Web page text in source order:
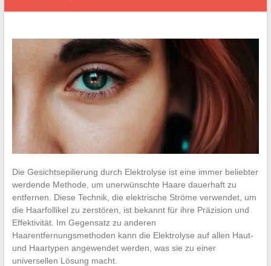
Die Gesichtsepilierung durch Elektrolyse ist eine immer beliebter
werdende Methode, um unerwünschte Haare dauerhaft zu
entfernen. Diese Technik, die elektrische Ströme verwendet, um
die Haarfollikel zu zerstören, ist bekannt für ihre Präzision und
Effektivität. Im Gegensatz zu anderen
Haarentfernungsmethoden kann die Elektrolyse auf allen Haut-
und Haartypen angewendet werden, was sie zu einer
universellen Lösung macht.